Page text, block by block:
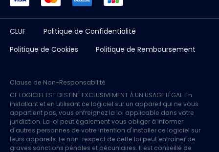
CLUF
Politique de Confidentialité
Politique de Cookies
Politique de Remboursement
Clause de Non-Responsabilité
CE LOGICIEL EST DESTINÉ EXCLUSIVEMENT À UN USAGE LÉGAL. En
installant et en utilisant ce logiciel sur un appareil qui ne vous
appartient pas, vous enfreignez la loi applicable dans votre
juridiction. La loi peut également vous obliger à informer
d'autres personnes de votre intention d'installer ce logiciel sur
leurs appareils. Le non-respect de cette loi peut entraîner de
graves sanctions pénales et pécuniaires. Il est conseillé de